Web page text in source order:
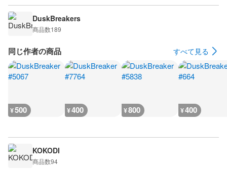
DuskBreakers
商品数189
同じ作者の商品 すべて見る
¥500 ¥400 ¥800 ¥400
KOKODI
商品数94